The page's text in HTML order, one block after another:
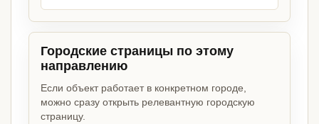
Городские страницы по этому
направлению
Если объект работает в конкретном городе,
можно сразу открыть релевантную городскую
страницу.